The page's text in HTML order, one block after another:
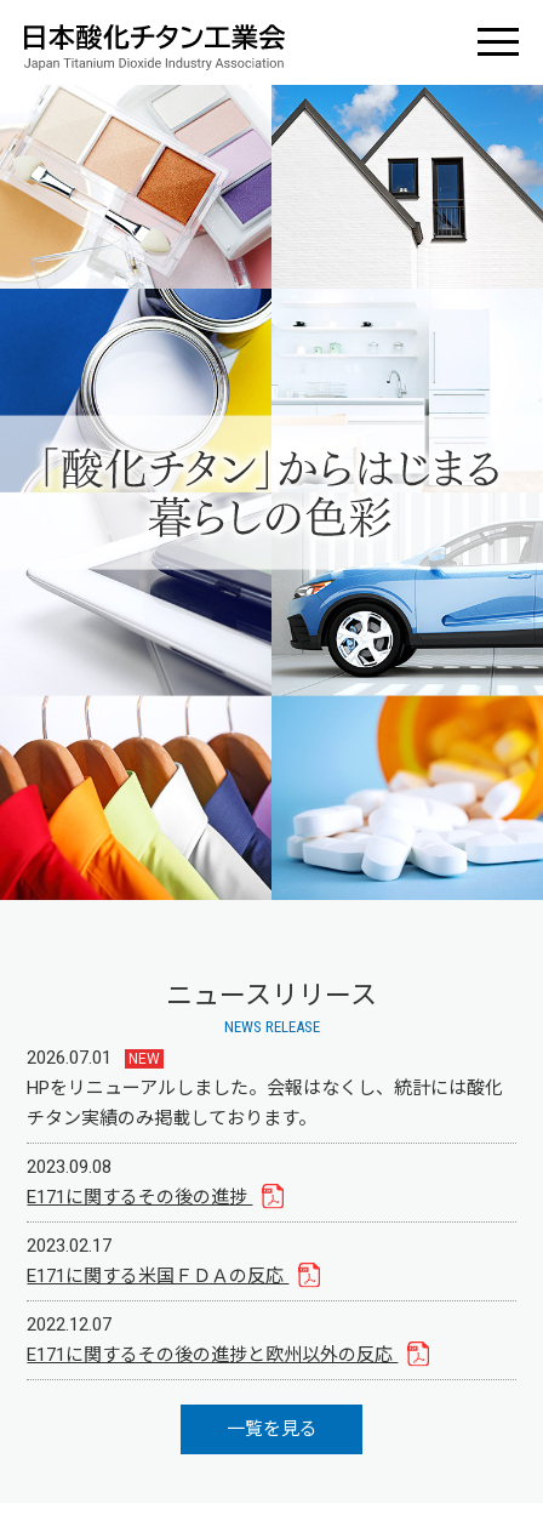
こんなにスゴい! 酸化チタン
私たちのビジョンとSDGs
会長あいさつ
当工業会の概要
会員企業の紹介
資料室
お問い合わせ
ニュースリリース
NEWS RELEASE
2026.07.01 NEW
HPをリニューアルしました。会報はなくし、統計には酸化
チタン実績のみ掲載しております。
2023.09.08
E171に関するその後の進捗
2023.02.17
E171に関する米国ＦＤＡの反応
2022.12.07
E171に関するその後の進捗と欧州以外の反応
一覧を見る